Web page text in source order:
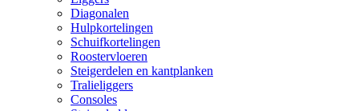
Diagonalen
Hulpkortelingen
Schuifkortelingen
Roostervloeren
Steigerdelen en kantplanken
Tralieliggers
Consoles